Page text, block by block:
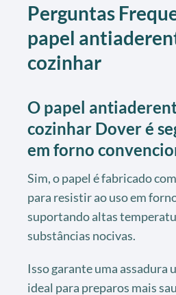
Perguntas
papel
cozinhar
O papel
cozinhar Dover é
em forno
Sim, o papel é fabricado
para resistir ao uso em
suportando altas
substâncias nocivas.
Isso garante uma assadura
ideal para preparos mais